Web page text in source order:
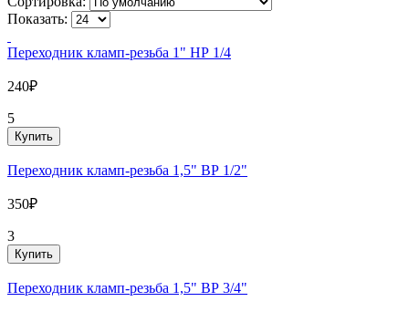
Показать:
Переходник кламп-резьба 1" НР 1/4
240₽
5
Купить
Переходник кламп-резьба 1,5" ВР 1/2"
350₽
3
Купить
Переходник кламп-резьба 1,5" ВР 3/4"